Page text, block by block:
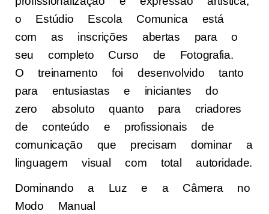
o Estúdio Escola Comunica está
com as inscrições abertas para o
seu completo Curso de Fotografia.
O treinamento foi desenvolvido tanto
para entusiastas e iniciantes do
zero absoluto quanto para criadores
de conteúdo e profissionais de
comunicação que precisam dominar a
linguagem visual com total autoridade.
Dominando a Luz e a Câmera no
Modo Manual